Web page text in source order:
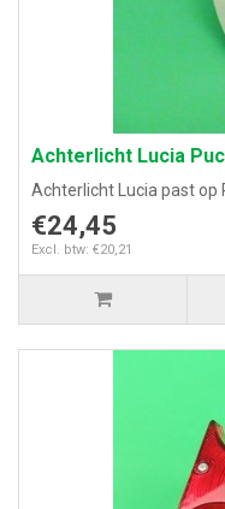
Achterlicht Lucia
Achterlicht Lucia past op
€24,45
Excl. btw: €20,21